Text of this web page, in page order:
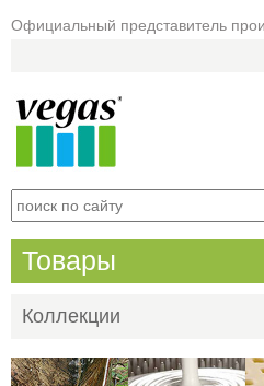
Официальный представитель
Товары
Коллекции